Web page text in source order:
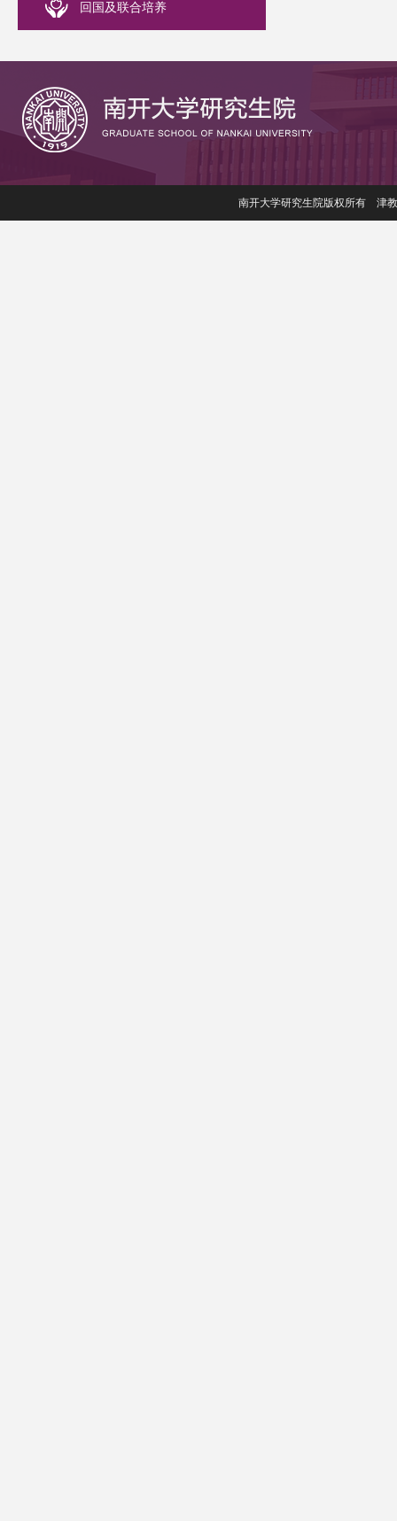
回国及联合培养
南开大学研究生院版权所有 津